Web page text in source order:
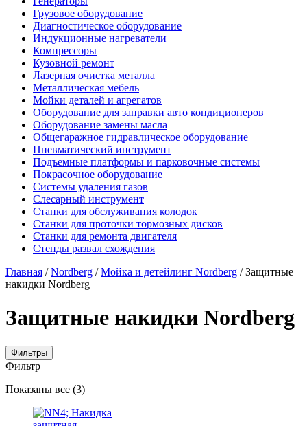
Грузовое оборудование
Диагностическое оборудование
Индукционные нагреватели
Компрессоры
Кузовной ремонт
Лазерная очистка металла
Металлическая мебель
Мойки деталей и агрегатов
Оборудование для заправки авто кондиционеров
Оборудование замены масла
Общегаражное гидравлическое оборудование
Пневматический инструмент
Подъемные платформы и парковочные системы
Покрасочное оборудование
Системы удаления газов
Слесарный инструмент
Станки для обслуживания колодок
Станки для проточки тормозных дисков
Станки для ремонта двигателя
Стенды развал схождения
Главная /Nordberg /Мойка и детейлинг Nordberg / Защитные
накидки Nordberg
Защитные накидки Nordberg
Фильтры
Фильтр
Показаны все (3)Цены:
убыванию